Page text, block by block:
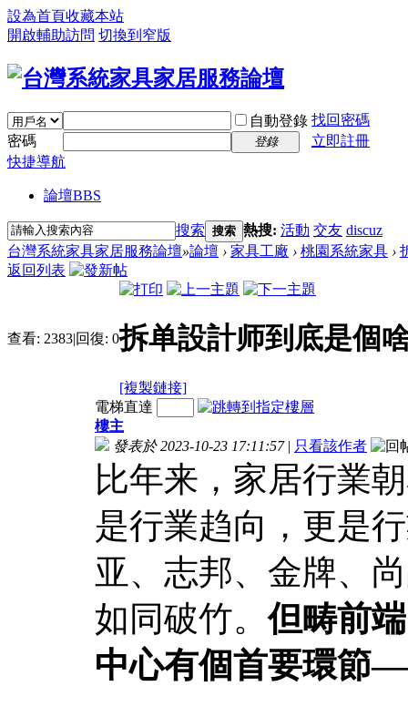
設為首頁收藏本站
開啟輔助訪問 切換到窄版
自動登錄 找回密碼
密碼
登錄
立即註冊
快捷導航
論壇BBS
搜索 搜索 熱搜: 活動 交友 discuz
台灣系統家具家居服務論壇»論壇 › 家具工廠 › 桃園系統家具 ›
返回列表
查看: 2383|回復: 0拆单設計师到底是個
[複製鏈接]
電梯直達
樓主
發表於 2023-10-23 17:11:57 | 只看該作者
比年来，家居行業
是行業趋向，更是
亚、志邦、金牌、
如同破竹。但畴前
中心有個首要環節